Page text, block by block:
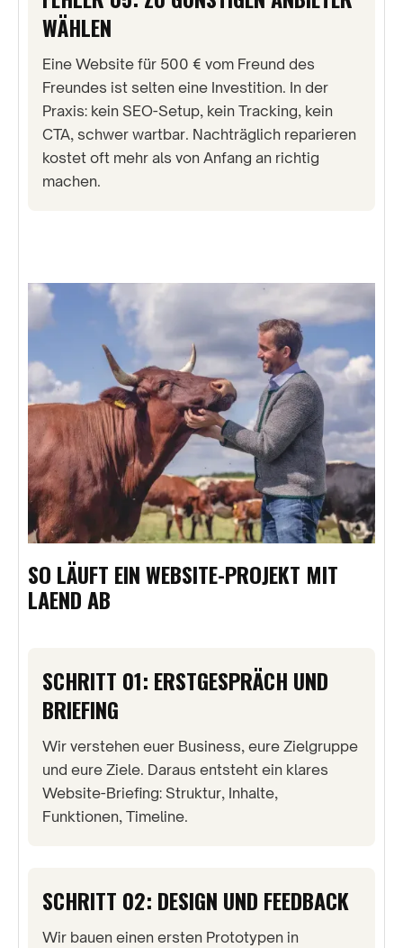
WÄHLEN
Eine Website für 500 € vom Freund des
Freundes ist selten eine Investition. In der
Praxis: kein SEO-Setup, kein Tracking, kein
CTA, schwer wartbar. Nachträglich reparieren
kostet oft mehr als von Anfang an richtig
machen.
SO LÄUFT EIN WEBSITE-PROJEKT MIT
LAEND AB
SCHRITT 01: ERSTGESPRÄCH UND
BRIEFING
Wir verstehen euer Business, eure Zielgruppe
und eure Ziele. Daraus entsteht ein klares
Website-Briefing: Struktur, Inhalte,
Funktionen, Timeline.
SCHRITT 02: DESIGN UND FEEDBACK
Wir bauen einen ersten Prototypen in